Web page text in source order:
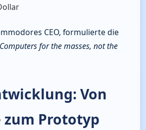
CEO, formulierte die
for the masses, not the
Von
zum Prototyp